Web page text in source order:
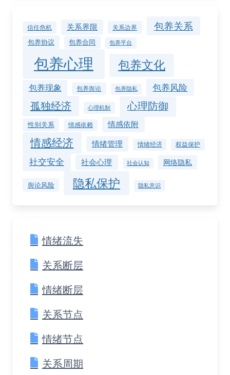
信任危机 关系界限 关系边界 包养关系
包养协议 包养合同 包养平台
包养心理 包养文化
包养现象 包养舆论 包养隐私 包养风险
孤独经济 心理机制 心理防御
性别关系 情感依赖 情感依附
情感经济 情绪管理 情绪经济 权益保护
社交安全 社会心理 社会认知 网络隐私
舆论风险 隐私保护 隐私意识
情绪流失
关系断层
情绪断层
关系节点
情绪节点
关系周期